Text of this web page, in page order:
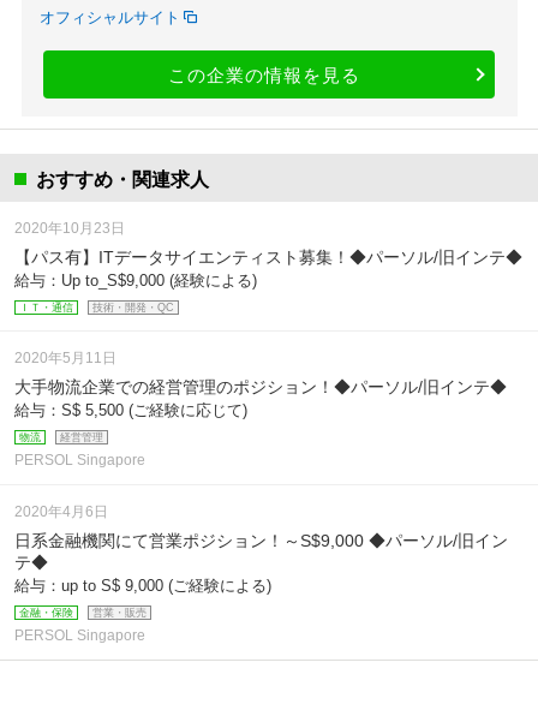
オフィシャルサイト
この企業の情報を見る
おすすめ・関連求人
【パス有】ITデータサイエンティスト募集！◆パーソル/旧インテ◆
給与：Up to_S$9,000 (経験による)
ＩＴ・通信 技術・開発・QC
2020年10月23日
大手物流企業での経営管理のポジション！◆パーソル/旧インテ◆
給与：S$ 5,500 (ご経験に応じて)
物流 経営管理
2020年5月11日
PERSOL Singapore
日系金融機関にて営業ポジション！～S$9,000 ◆パーソル/旧イン
テ◆
給与：up to S$ 9,000 (ご経験による)
金融・保険 営業・販売
2020年4月6日
PERSOL Singapore